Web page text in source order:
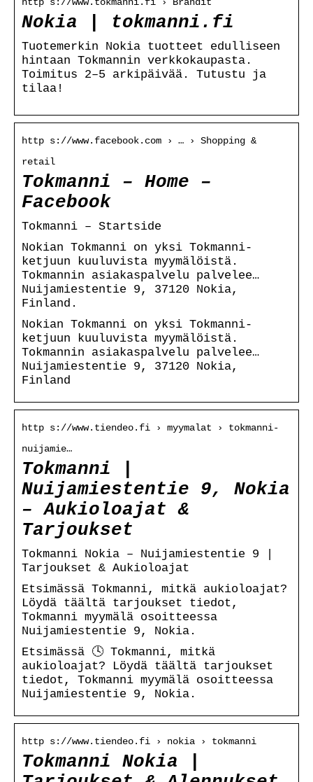
Nokia | tokmanni.fi
Tuotemerkin Nokia tuotteet edulliseen
hintaan Tokmannin verkkokaupasta.
Toimitus 2–5 arkipäivää. Tutustu ja
tilaa!
http s://www.facebook.com › … › Shopping &
retail
Tokmanni – Home –
Facebook
Tokmanni – Startside
Nokian Tokmanni on yksi Tokmanni-
ketjuun kuuluvista myymälöistä.
Tokmannin asiakaspalvelu palvelee…
Nuijamiestentie 9, 37120 Nokia,
Finland.
Nokian Tokmanni on yksi Tokmanni-
ketjuun kuuluvista myymälöistä.
Tokmannin asiakaspalvelu palvelee…
Nuijamiestentie 9, 37120 Nokia,
Finland
http s://www.tiendeo.fi › myymalat › tokmanni-
nuijamie…
Tokmanni |
Nuijamiestentie 9, Nokia
– Aukioloajat &
Tarjoukset
Tokmanni Nokia – Nuijamiestentie 9 |
Tarjoukset & Aukioloajat
Etsimässä Tokmanni, mitkä aukioloajat?
Löydä täältä tarjoukset tiedot,
Tokmanni myymälä osoitteessa
Nuijamiestentie 9, Nokia.
Etsimässä 🕓 Tokmanni, mitkä
aukioloajat? Löydä täältä tarjoukset
tiedot, Tokmanni myymälä osoitteessa
Nuijamiestentie 9, Nokia.
http s://www.tiendeo.fi › nokia › tokmanni
Tokmanni Nokia |